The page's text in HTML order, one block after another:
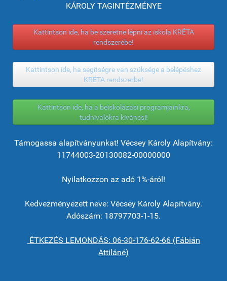
KÁROLY TAGINTÉZMÉNYE
Kattintson ide, ha be szeretne lépni az iskola KRÉTA
rendszerébe!
Kattintson ide, ha segítségre van szüksége a belépéshez
KRÉTA rendszerbe!
Kattintson ide, ha a beiskolázási programjainkra,
tudnivalókra kíváncsi!
Támogassa alapítványunkat! Vécsey Károly Alapítvány:
11744003-20130082-00000000
Nyilatkozzon az adó 1%-áról!
Kedvezményezett neve: Vécsey Károly Alapítvány.
Adószám: 18797703-1-15.
ÉTKEZÉS LEMONDÁS: 06-30-176-62-66 (Fábián
Attiláné)